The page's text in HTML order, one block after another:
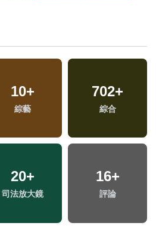
15+
2024總統大選
580+
健康及醫療
473+
財經及消費
241+
藝文